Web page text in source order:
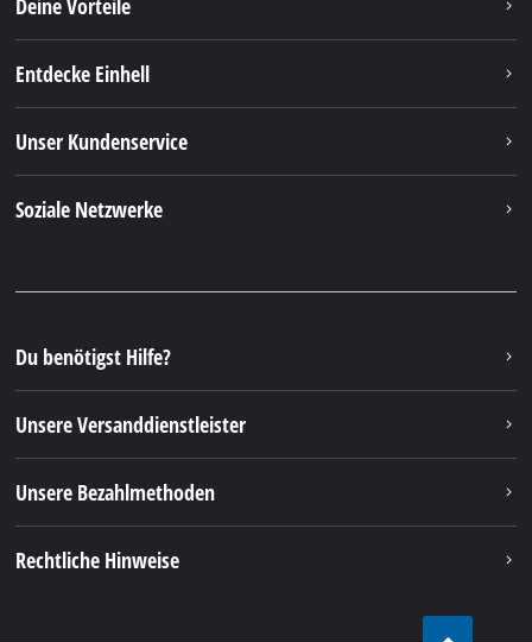
Deine Vorteile
Entdecke Einhell
Unser Kundenservice
Soziale Netzwerke
Du benötigst Hilfe?
Unsere Versanddienstleister
Unsere Bezahlmethoden
Rechtliche Hinweise